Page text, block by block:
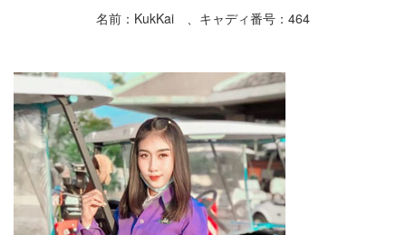
名前：KukKai 、キャディ番号：464